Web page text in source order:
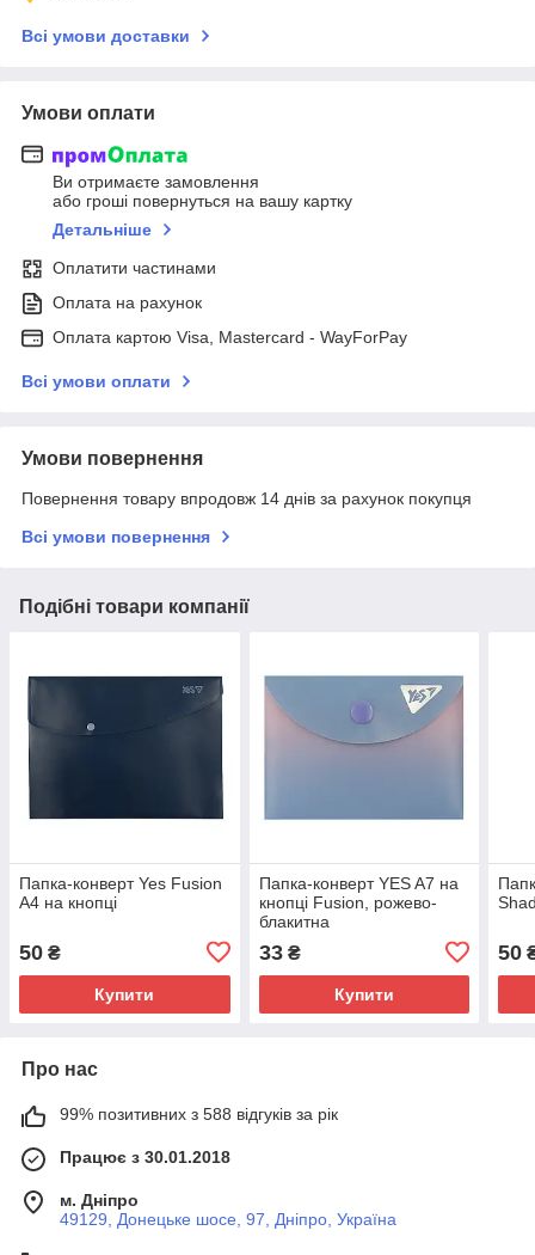
Всі умови доставки
Умови оплати
Ви отримаєте замовлення
або гроші повернуться на вашу картку
Детальніше
Оплатити частинами
Оплата на рахунок
Оплата картою Visa, Mastercard - WayForPay
Всі умови оплати
Умови повернення
Повернення товару впродовж 14 днів за рахунок покупця
Всі умови повернення
Подібні товари компанії
Папка-конверт Yes Fusion
А4 на кнопці
50 ₴
Купити
Папка-конверт YES A7 на
кнопці Fusion, рожево-
блакитна
33₴
Купити
50
Про нас
99% позитивних з 588 відгуків за рік
Працює з 30.01.2018
м. Дніпро
49129, Донецьке шосе, 97, Дніпро, Україна